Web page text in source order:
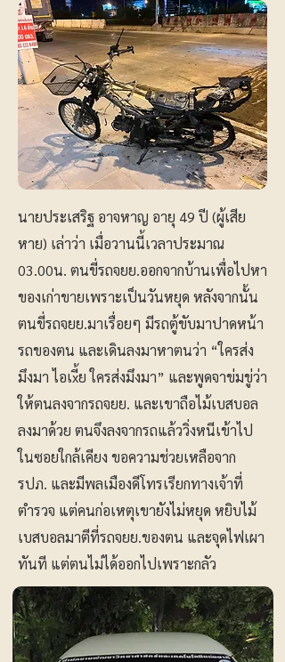
นายประเสริฐ อาจหาญ อายุ 49 ปี (ผู้เสีย
หาย) เล่าว่า เมื่อวานนี้เวลาประมาณ
03.00น. ตนขี่รถจยย.ออกจากบ้านเพื่อไปหา
ของเก่าขายเพราะเป็นวันหยุด หลังจากนั้น
ตนขี่รถจยย.มาเรื่อยๆ มีรถตู้ขับมาปาดหน้า
รถของตน และเดินลงมาหาตนว่า “ใครส่ง
มึงมา ไอเxี้ย ใครส่งมึงมา” และพูดจาข่มขู่ว่า
ให้ตนลงจากรถจยย. และเขาถือไม้เบสบอล
ลงมาด้วย ตนจึงลงจากรถแล้ววิ่งหนีเข้าไป
ในซอยใกล้เคียง ขอความช่วยเหลือจาก
รปภ. และมีพลเมืองดีโทรเรียกทางเจ้าที่
ตำรวจ แต่คนก่อเหตุเขายังไม่หยุด หยิบไม้
เบสบอลมาตีที่รถจยย.ของตน และจุดไฟเผา
ทันที แต่ตนไม่ได้ออกไปเพราะกลัว